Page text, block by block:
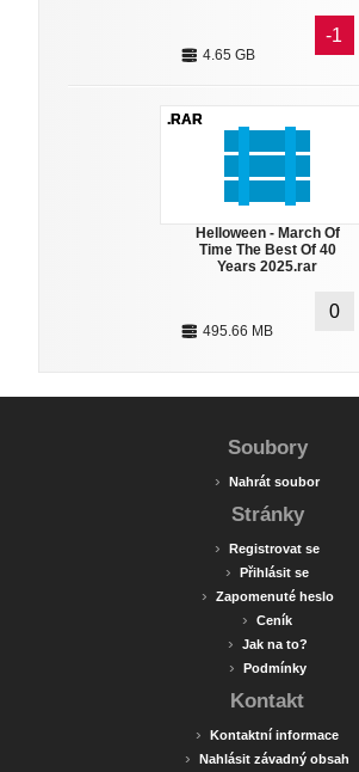
4.65 GB
-1
.RAR
Helloween - March Of
Time The Best Of 40
Years 2025.rar
495.66 MB
0
Soubory
› Nahrát soubor
Stránky
› Registrovat se
› Přihlásit se
› Zapomenuté heslo
› Ceník
› Jak na to?
› Podmínky
Kontakt
› Kontaktní informace
› Nahlásit závadný obsah